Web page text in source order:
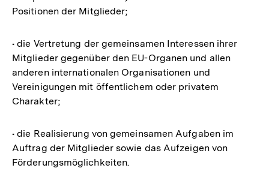
Positionen der Mitglieder;
• die Vertretung der gemeinsamen Interessen ihrer
Mitglieder gegenüber den EU-Organen und allen
anderen internationalen Organisationen und
Vereinigungen mit öffentlichem oder privatem
Charakter;
• die Realisierung von gemeinsamen Aufgaben im
Auftrag der Mitglieder sowie das Aufzeigen von
Förderungsmöglichkeiten.